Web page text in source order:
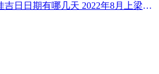
2022年8月上梁最佳吉日日期有哪几天 2022年8月上梁的黄道吉日